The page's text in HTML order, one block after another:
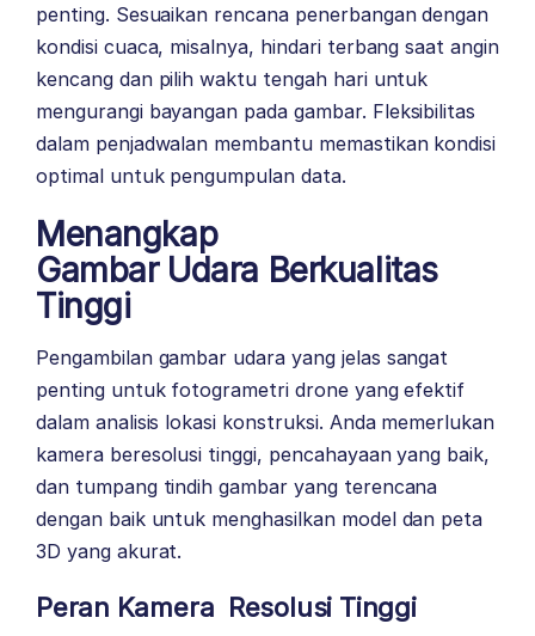
penting. Sesuaikan rencana penerbangan dengan
kondisi cuaca, misalnya, hindari terbang saat angin
kencang dan pilih waktu tengah hari untuk
mengurangi bayangan pada gambar. Fleksibilitas
dalam penjadwalan membantu memastikan kondisi
optimal untuk pengumpulan data.
Menangkap
Gambar Udara Berkualitas
Tinggi
Pengambilan gambar udara yang jelas sangat
penting untuk fotogrametri drone yang efektif
dalam analisis lokasi konstruksi. Anda memerlukan
kamera beresolusi tinggi, pencahayaan yang baik,
dan tumpang tindih gambar yang terencana
dengan baik untuk menghasilkan model dan peta
3D yang akurat.
Peran Kamera Resolusi Tinggi